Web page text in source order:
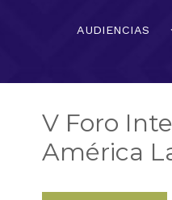
AUDIENCIAS
V Foro
América